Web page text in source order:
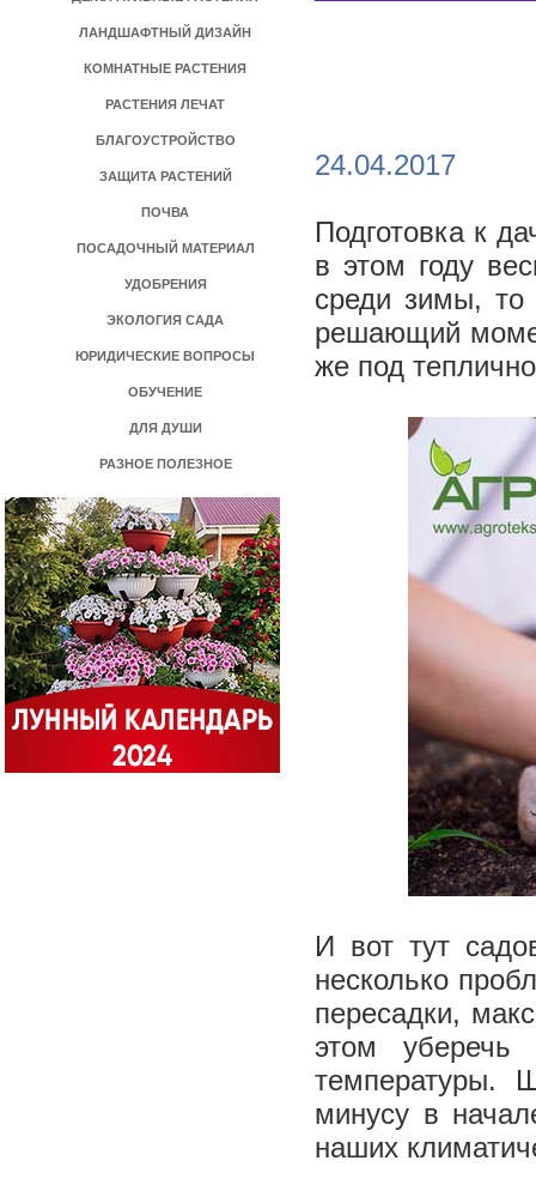
ЛАНДШАФТНЫЙ ДИЗАЙН
КОМНАТНЫЕ РАСТЕНИЯ
РАСТЕНИЯ ЛЕЧАТ
БЛАГОУСТРОЙСТВО
ЗАЩИТА РАСТЕНИЙ
ПОЧВА
ПОСАДОЧНЫЙ МАТЕРИАЛ
УДОБРЕНИЯ
ЭКОЛОГИЯ САДА
ЮРИДИЧЕСКИЕ ВОПРОСЫ
ОБУЧЕНИЕ
ДЛЯ ДУШИ
РАЗНОЕ ПОЛЕЗНОЕ
24.04.2017
Подготовка к
в этом году
среди зимы, то
решающий
же под
И вот тут
несколько
пересадки,
этом уберечь
температуры.
минусу в
наших